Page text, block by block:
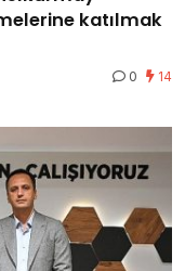
katılmak
0 14